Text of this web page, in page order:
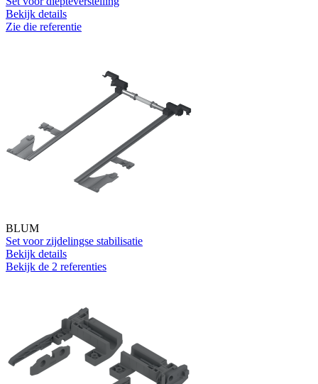
Bekijk details
Zie die referentie
BLUM
Set voor zijdelingse stabilisatie
Bekijk details
Bekijk de 2 referenties